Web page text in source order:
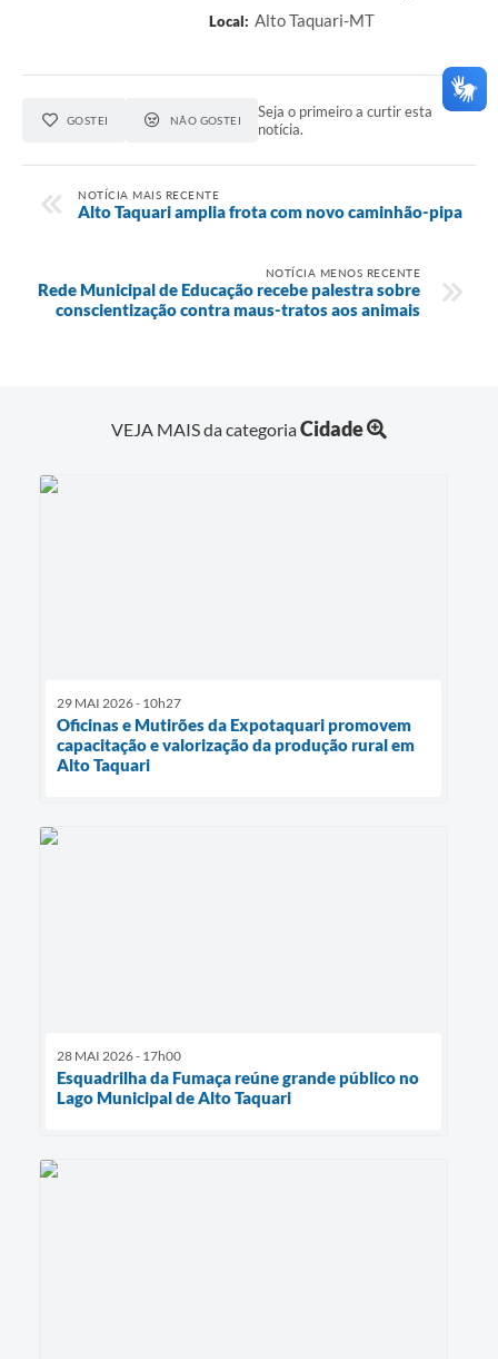
Local: Alto Taquari-MT
GOSTEI NÃO GOSTEI
Seja o primeiro a curtir esta
notícia.
NOTÍCIA MAIS RECENTE
Alto Taquari amplia frota com novo caminhão-pipa
NOTÍCIA MENOS RECENTE
Rede Municipal de Educação recebe palestra sobre
conscientização contra maus-tratos aos animais
VEJA MAIS da categoriaCidade
29 MAI 2026 - 10h27
Oficinas e Mutirões da Expotaquari promovem
capacitação e valorização da produção rural em
Alto Taquari
28 MAI 2026 - 17h00
Esquadrilha da Fumaça reúne grande público no
Lago Municipal de Alto Taquari